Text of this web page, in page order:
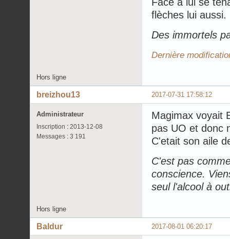
flèches lui aussi.
Des immortels
Dernière
Hors ligne
2017-07-31 17:58:12
breizhou13
Administrateur
Inscription : 2013-12-08
Messages : 3 191
Magimax voyait
pas UO et donc
C'etait son aile
C'est pas
conscience.
seul l'alcool à
Hors ligne
2017-08-01 06:20:17
Baldur